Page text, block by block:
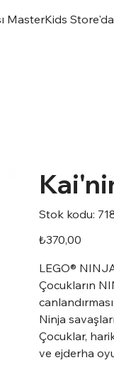
MasterKids Store'da
Stok kodu: Stok
Fiyat
₺370,00
LEGO®
Çocukların
Ninja
Çocuklar,
ve ejderha